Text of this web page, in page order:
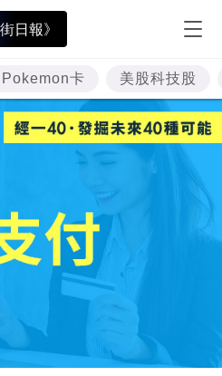
日報》
Pokemon卡 美股科技股